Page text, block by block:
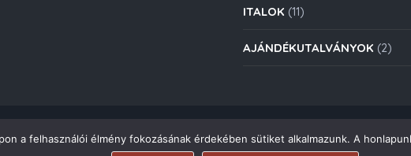
ITALOK (11)
AJÁNDÉKUTALVÁNYOK (2)
Copyright © 2021. Deli Group Kft. - Minden jog fenntartva.
a felhasználói élmény fokozásának érdekében sütiket alkalmazunk. A